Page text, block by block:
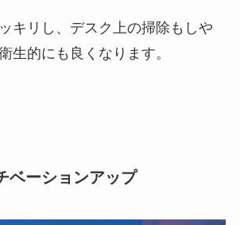
キリし、デスク上の掃除もしや
生的にも良くなります。
ベーションアップ